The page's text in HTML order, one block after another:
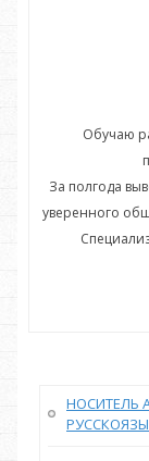
Обучаю
За полгода
уверенного
НОСИТЕЛЬ